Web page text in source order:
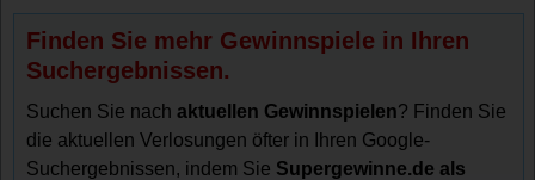
Finden Sie mehr Gewinnspiele in Ihren
Suchergebnissen.
Suchen Sie nachaktuellen Gewinnspielen? Finden Sie
die aktuellen Verlosungen öfter in Ihren Google-
Suchergebnissen, indem Sie Supergewinne.de als